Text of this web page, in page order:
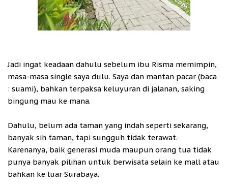
Jadi ingat keadaan dahulu sebelum ibu Risma memimpin,
masa-masa single saya dulu. Saya dan mantan pacar (baca
: suami), bahkan terpaksa keluyuran di jalanan, saking
bingung mau ke mana.
Dahulu, belum ada taman yang indah seperti sekarang,
banyak sih taman, tapi sungguh tidak terawat.
Karenanya, baik generasi muda maupun orang tua tidak
punya banyak pilihan untuk berwisata selain ke mall atau
bahkan ke luar Surabaya.